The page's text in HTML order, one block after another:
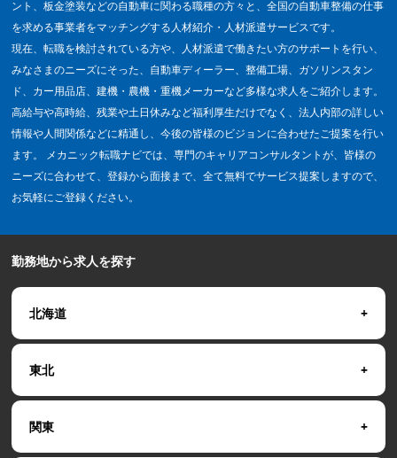
ント、板金塗装などの自動車に関わる職種の方々と、全国の自動車整備の仕事
を求める事業者をマッチングする人材紹介・人材派遣サービスです。
現在、転職を検討されている方や、人材派遣で働きたい方のサポートを行い、
みなさまのニーズにそった、自動車ディーラー、整備工場、ガソリンスタン
ド、カー用品店、建機・農機・重機メーカーなど多様な求人をご紹介します。
高給与や高時給、残業や土日休みなど福利厚生だけでなく、法人内部の詳しい
情報や人間関係などに精通し、今後の皆様のビジョンに合わせたご提案を行い
ます。 メカニック転職ナビでは、専門のキャリアコンサルタントが、皆様の
ニーズに合わせて、登録から面接まで、全て無料でサービス提案しますので、
お気軽にご登録ください。
勤務地から求人を探す
北海道
東北
関東